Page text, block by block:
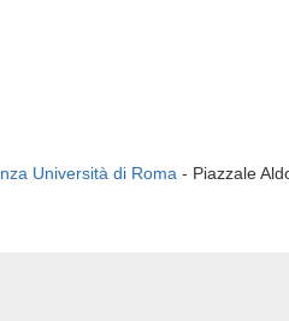
Università di Roma - Piazzale